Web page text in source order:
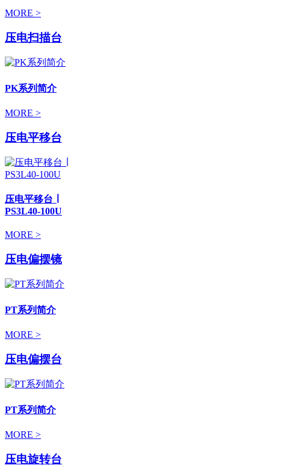
MORE >
压电扫描台
PK系列简介
MORE >
压电平移台
压电平移台 ∣
PS3L40-100U
MORE >
压电偏摆镜
PT系列简介
MORE >
压电偏摆台
PT系列简介
MORE >
压电旋转台